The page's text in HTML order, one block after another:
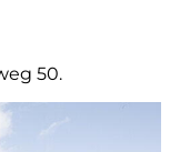
50.